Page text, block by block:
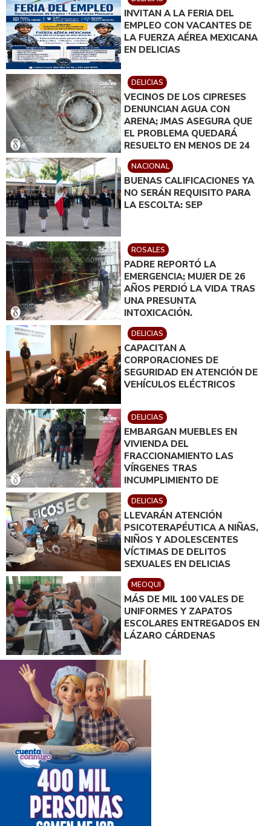
INVITAN A LA FERIA DEL
EMPLEO CON VACANTES DE
LA FUERZA AÉREA MEXICANA
EN DELICIAS
DELICIAS
VECINOS DE LOS CIPRESES
DENUNCIAN AGUA CON
ARENA; JMAS ASEGURA QUE
EL PROBLEMA QUEDARÁ
RESUELTO EN MENOS DE 24
HORAS
NACIONAL
BUENAS CALIFICACIONES YA
NO SERÁN REQUISITO PARA
LA ESCOLTA: SEP
ROSALES
PADRE REPORTÓ LA
EMERGENCIA; MUJER DE 26
AÑOS PERDIÓ LA VIDA TRAS
UNA PRESUNTA
INTOXICACIÓN.
DELICIAS
CAPACITAN A
CORPORACIONES DE
SEGURIDAD EN ATENCIÓN DE
VEHÍCULOS ELÉCTRICOS
DELICIAS
EMBARGAN MUEBLES EN
VIVIENDA DEL
FRACCIONAMIENTO LAS
VÍRGENES TRAS
INCUMPLIMIENTO DE
ACUERDO DE PAGO
DELICIAS
LLEVARÁN ATENCIÓN
PSICOTERAPÉUTICA A NIÑAS,
NIÑOS Y ADOLESCENTES
VÍCTIMAS DE DELITOS
SEXUALES EN DELICIAS
MEOQUI
MÁS DE MIL 100 VALES DE
UNIFORMES Y ZAPATOS
ESCOLARES ENTREGADOS EN
LÁZARO CÁRDENAS